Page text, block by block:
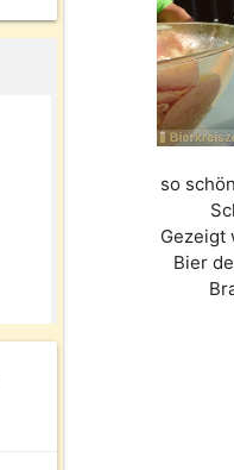
so
Gezeigt
Bier